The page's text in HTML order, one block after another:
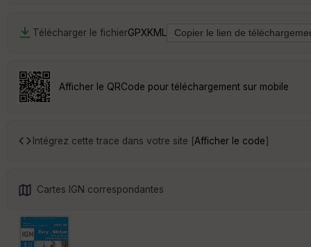
Télécharger le fichierGPXKML
Afficher le QRCode pour téléchargement sur mobile
Intégrez cette trace dans votre site [Afficher le code]
Cartes IGN correspondantes